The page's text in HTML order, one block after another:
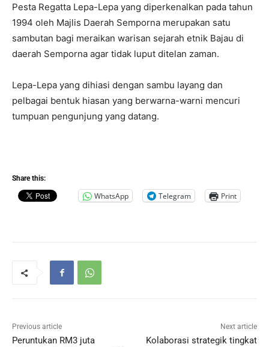
Pesta Regatta Lepa-Lepa yang diperkenalkan pada tahun
1994 oleh Majlis Daerah Semporna merupakan satu
sambutan bagi meraikan warisan sejarah etnik Bajau di
daerah Semporna agar tidak luput ditelan zaman.
Lepa-Lepa yang dihiasi dengan sambu layang dan
pelbagai bentuk hiasan yang berwarna-warni mencuri
tumpuan pengunjung yang datang.
Share this:
WhatsApp Telegram Print
Previous article
Peruntukan RM3 juta
Next article
Kolaborasi strategik tingkat